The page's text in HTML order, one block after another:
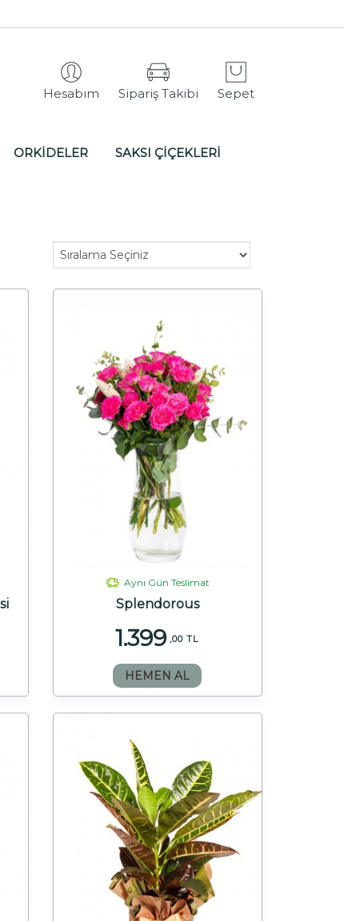
Hesabım Sipariş Takibi Sepet
ORKİDELER SAKSI ÇİÇEKLERİ
Aynı Gün Teslimat
Splendorous
1.399 ,00 TL
HEMEN AL